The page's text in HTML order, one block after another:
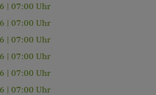
| 07:00 Uhr
| 07:00 Uhr
| 07:00 Uhr
| 07:00 Uhr
| 07:00 Uhr
| 07:00 Uhr